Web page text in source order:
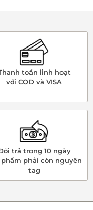
toán linh hoạt
với COD và VISA
trả trong 10 ngày
phẩm phải còn nguyên
tag